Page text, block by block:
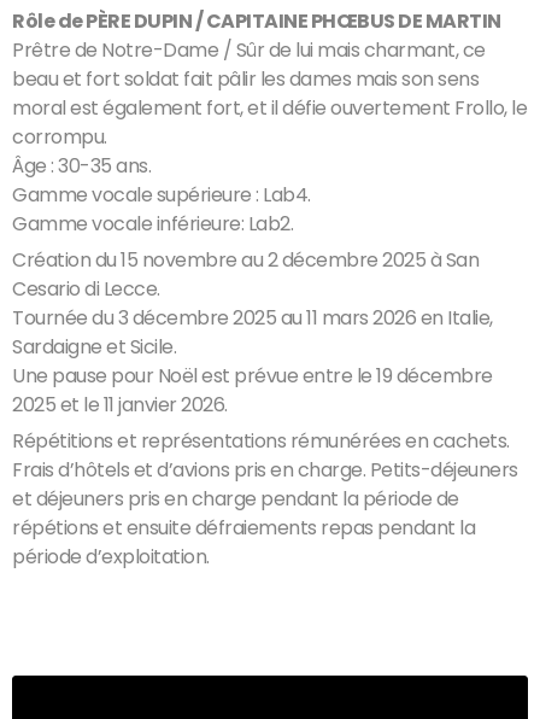
Rôle de PÈRE DUPIN / CAPITAINE PHŒBUS DE MARTIN
Prêtre de Notre-Dame / Sûr de lui mais charmant, ce
beau et fort soldat fait pâlir les dames mais son sens
moral est également fort, et il défie ouvertement Frollo, le
corrompu.
Âge : 30-35 ans.
Gamme vocale supérieure : Lab4.
Gamme vocale inférieure: Lab2.
Création du 15 novembre au 2 décembre 2025 à San
Cesario di Lecce.
Tournée du 3 décembre 2025 au 11 mars 2026 en Italie,
Sardaigne et Sicile.
Une pause pour Noël est prévue entre le 19 décembre
2025 et le 11 janvier 2026.
Répétitions et représentations rémunérées en cachets.
Frais d’hôtels et d’avions pris en charge. Petits-déjeuners
et déjeuners pris en charge pendant la période de
répétions et ensuite défraiements repas pendant la
période d’exploitation.